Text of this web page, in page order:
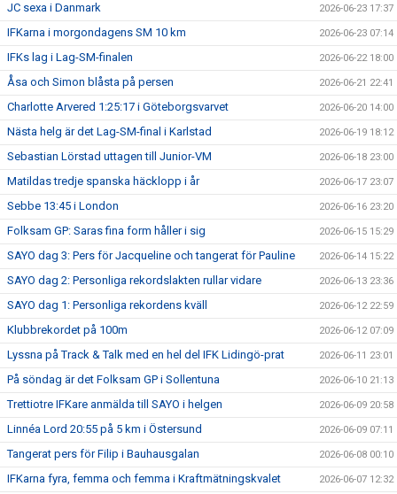
JC sexa i Danmark 2026-06-23 17:37
IFKarna i morgondagens SM 10 km 2026-06-23 07:14
IFKs lag i Lag-SM-finalen 2026-06-22 18:00
Åsa och Simon blåsta på persen 2026-06-21 22:41
Charlotte Arvered 1:25:17 i Göteborgsvarvet 2026-06-20 14:00
Nästa helg är det Lag-SM-final i Karlstad 2026-06-19 18:12
Sebastian Lörstad uttagen till Junior-VM 2026-06-18 23:00
Matildas tredje spanska häcklopp i år 2026-06-17 23:07
Sebbe 13:45 i London 2026-06-16 23:20
Folksam GP: Saras fina form håller i sig 2026-06-15 15:29
SAYO dag 3: Pers för Jacqueline och tangerat för Pauline 2026-06-14 15:22
SAYO dag 2: Personliga rekordslakten rullar vidare 2026-06-13 23:36
SAYO dag 1: Personliga rekordens kväll 2026-06-12 22:59
Klubbrekordet på 100m 2026-06-12 07:09
Lyssna på Track & Talk med en hel del IFK Lidingö-prat 2026-06-11 23:01
På söndag är det Folksam GP i Sollentuna 2026-06-10 21:13
Trettiotre IFKare anmälda till SAYO i helgen 2026-06-09 20:58
Linnéa Lord 20:55 på 5 km i Östersund 2026-06-09 07:11
Tangerat pers för Filip i Bauhausgalan 2026-06-08 00:10
IFKarna fyra, femma och femma i Kraftmätningskvalet 2026-06-07 12:32